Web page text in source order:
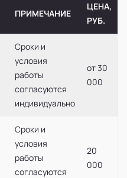
ПРИМЕЧАНИЕ
ЦЕНА,
РУБ.
Сроки и
условия
работы
согласуются
индивидуально
от 30
000
Сроки и
условия
работы
согласуются
20
000